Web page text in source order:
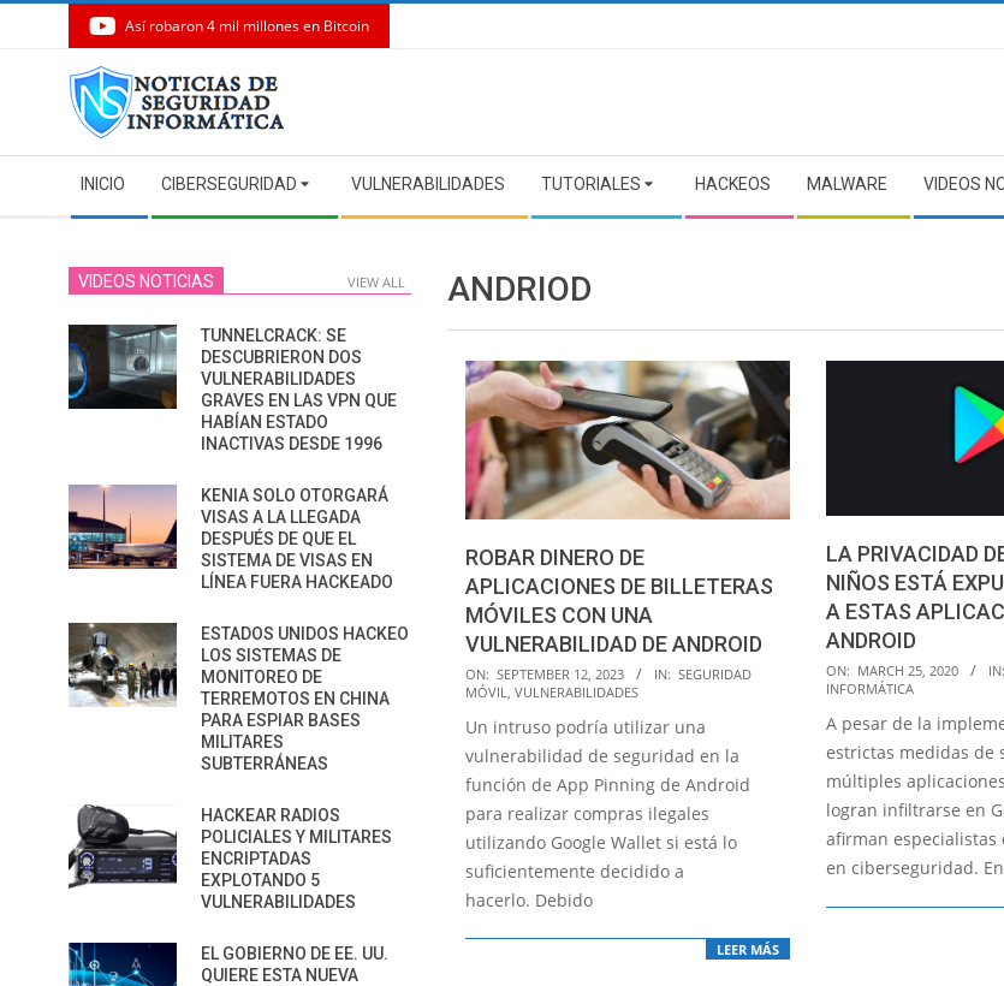
Así robaron 4 mil millones en Bitcoin
Navigation
Menu
INICIO CIBERSEGURIDAD VULNERABILIDADES TUTORIALES HACKEOS MALWARE VIDEOS
ANDRIOD
ROBAR DINERO DE
APLICACIONES DE BILLETERAS
MÓVILES CON UNA
VULNERABILIDAD DE ANDROID
2023-
09-
12
ON: SEPTEMBER 12, 2023 IN: SEGURIDAD
MÓVIL
VULNERABILIDADES
Un intruso podría utilizar una
vulnerabilidad de seguridad en la
función de App Pinning de Android
para realizar compras ilegales
utilizando Google Wallet si está lo
suficientemente decidido a
hacerlo. Debido
LEER MÁS
LA PRIVACIDAD
NIÑOS ESTÁ
A ESTAS
ANDROID
2020-
03-
25
ON: MARCH 25, 2020 IN:
INFORMÁTICA
A pesar de la
estrictas medidas de
múltiples
logran infiltrarse en
afirman
en ciberseguridad.
VIDEOS NOTICIAS VIEW ALL
TUNNELCRACK: SE
DESCUBRIERON DOS
VULNERABILIDADES
GRAVES EN LAS VPN QUE
HABÍAN ESTADO
INACTIVAS DESDE 1996
KENIA SOLO OTORGARÁ
VISAS A LA LLEGADA
DESPUÉS DE QUE EL
SISTEMA DE VISAS EN
LÍNEA FUERA HACKEADO
ESTADOS UNIDOS HACKEO
LOS SISTEMAS DE
MONITOREO DE
TERREMOTOS EN CHINA
PARA ESPIAR BASES
MILITARES
SUBTERRÁNEAS
HACKEAR RADIOS
POLICIALES Y MILITARES
ENCRIPTADAS
EXPLOTANDO 5
VULNERABILIDADES
EL GOBIERNO DE EE. UU.
QUIERE ESTA NUEVA